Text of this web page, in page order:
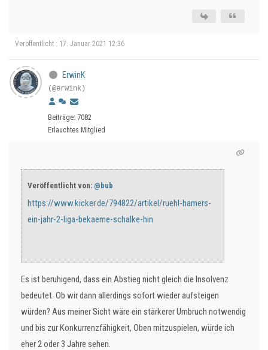
Veröffentlicht : 17. Januar 2021 12:36
ErwinK
(@erwink)
Beiträge: 7082
Erlauchtes Mitglied
Veröffentlicht von: @bub
https://www.kicker.de/794822/artikel/ruehl-hamers-
ein-jahr-2-liga-bekaeme-schalke-hin
Es ist beruhigend, dass ein Abstieg nicht gleich die Insolvenz
bedeutet. Ob wir dann allerdings sofort wieder aufsteigen
würden? Aus meiner Sicht wäre ein stärkerer Umbruch notwendig
und bis zur Konkurrenzfähigkeit, Oben mitzuspielen, würde ich
eher 2 oder 3 Jahre sehen.